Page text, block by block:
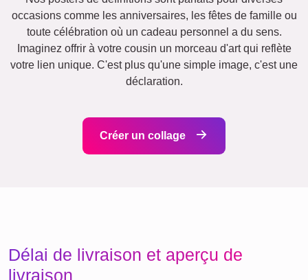
Vacances
Mariage